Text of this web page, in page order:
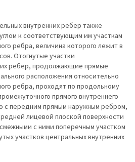
внутренних ребер также
к соответствующим им участкам
ребра, величина которого лежит в
Отогнутые участки
ребер, продолжающие прямые
расположения относительно
ребра, проходят по продольному
прямого внутреннего
с передним прямым наружным ребром,
лицевой плоской поверхности
с ними поперечным участком
участков центральных внутренних